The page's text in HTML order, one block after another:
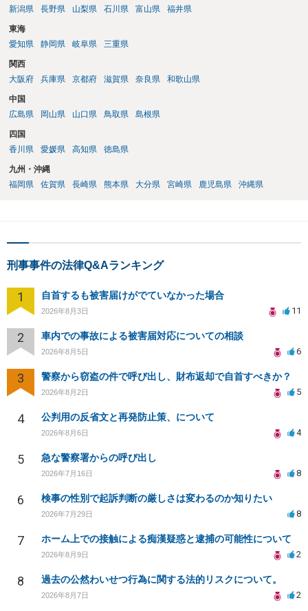
新潟県
長野県 山梨県 石川県 富山県 福井県
東海
愛知県
静岡県 岐阜県 三重県
関西
大阪府
兵庫県 京都府 滋賀県 奈良県 和歌山県
中国
広島県
岡山県 山口県 鳥取県 島根県
四国
香川県
愛媛県 高知県 徳島県
九州・沖縄
福岡県
佐賀県 長崎県 熊本県 大分県 宮崎県 鹿児島県 沖縄県
刑事事件の法律Q&Aランキング
1 自首するも被害届けがでていなかった場合
2026年8月3日 11
2 車内での事故による被害届対応についての相談
2026年8月5日 6
3 警察から窃盗の件で呼び出し、財布返却で自首すべきか？
2026年8月2日 5
4 公判用の反省文と再発防止策、について
2026年8月6日 4
5 急な警察署からの呼び出し
2026年7月16日 8
6 検事の性別で起訴判断の厳しさは変わるのか知りたい
2026年7月29日 8
7 ホーム上での接触による痴漢疑惑と逮捕の可能性について
2026年8月9日 2
8 過去の公然わいせつ行為に関する法的リスクについて。
2026年8月7日 2